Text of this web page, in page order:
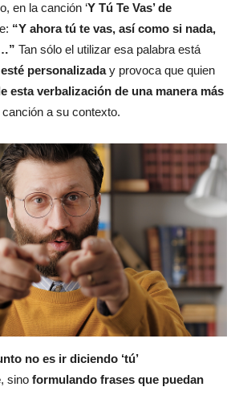
en la canción ‘Y Tú Te Vas’ de
“Y ahora tú te vas, así como si nada,
Tan sólo el utilizar esa palabra está
personalizaday provoca que quien
esta verbalización de una manera más
a su contexto.
no es ir diciendo ‘tú’
, sino formulando frases que puedan